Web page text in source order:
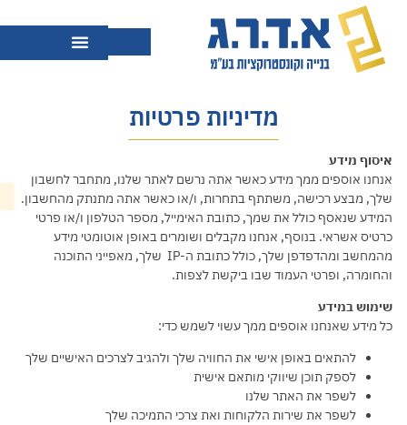
מדיניות פרטיות
איסוף מידע
אנחנו אוספים ממך מידע כאשר אתה נרשם לאתר שלנו, מתחבר לחשבון
שלך, מבצע רכישה, משתתף בתחרות, ו/או כאשר אתה מתנתק מהחשבון.
המידע שנאסף כולל את שמך, כתובת האימייל, מספר הטלפון ו/או פרטי
כרטיס אשראי. בנוסף, אנחנו מקבלים ושומרים באופן אוטומטי מידע
מהמחשב ומהדפדפן שלך, כולל כתובת ה-IP שלך, מאפייני התוכנה
והחומרה, ופרטי העמוד שבו ביקשת לצפות.
שימוש במידע
כל מידע שאנחנו אוספים ממך עשוי לשמש כדי:
להתאים באופן אישי את החוויה שלך ולהגיב לצרכים האישיים שלך
לספק תוכן שיווקי מותאם אישית
לשפר את האתר שלנו
לשפר את שירות הלקוחות ואת צרכי התמיכה שלך